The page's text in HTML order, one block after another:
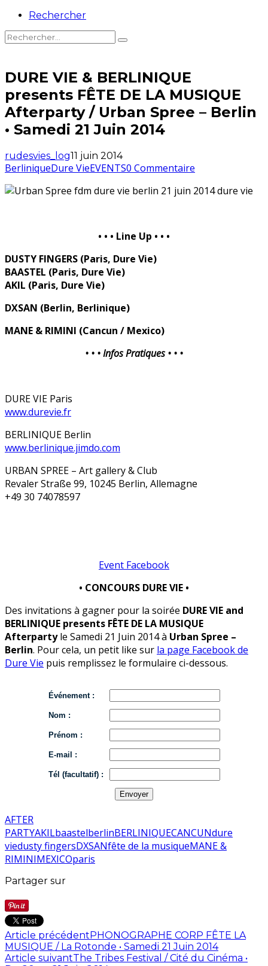
Rechercher
DURE VIE & BERLINIQUE
presents FÊTE DE LA MUSIQUE
Afterparty / Urban Spree – Berlin
• Samedi 21 Juin 2014
rudesvies_log11 juin 2014
BerliniqueDure VieEVENTS0 Commentaire
• • • Line Up • • •
DUSTY FINGERS (Paris, Dure Vie)
BAASTEL (Paris, Dure Vie)
AKIL (Paris, Dure Vie)
DXSAN (Berlin, Berlinique)
MANE & RIMINI (Cancun / Mexico)
• • • Infos Pratiques • • •
DURE VIE Paris
www.durevie.fr
BERLINIQUE Berlin
www.berlinique.jimdo.com
URBAN SPREE – Art gallery & Club
Revaler Straße 99, 10245 Berlin, Allemagne
+49 30 74078597
Event Facebook
• CONCOURS DURE VIE •
Des invitations à gagner pour la soirée DURE VIE and
BERLINIQUE presents FÊTE DE LA MUSIQUE
Afterpartyle Samedi 21 Juin 2014 à Urban Spree –
Berlin. Pour cela, un petit like sur la page Facebook de
Dure Vie puis remplissez le formulaire ci-dessous.
Événement :
Nom :
Prénom :
E-mail :
Tél (facultatif) :
AFTER
PARTYAKILbaastelberlinBERLINIQUECANCUNdure
viedusty fingersDXSANfête de la musiqueMANE &
RIMINIMEXICOparis
Partager sur
Article précédentPHONOGRAPHE CORP FÊTE LA
MUSIQUE / La Rotonde • Samedi 21 Juin 2014
Article suivantThe Tribes Festival / Cité du Cinéma •